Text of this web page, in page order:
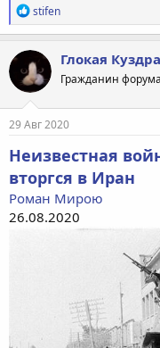
Р
е
а
к
ц
и
и
:
stifen
Глокая Куздра
Гражданин форума
29 Авг 2020
Неизвестная
вторгся в Иран
Роман Мирою
26.08.2020